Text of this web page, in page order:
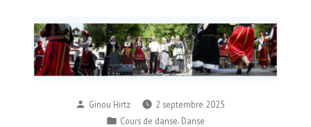
Publié
Ginou Hirtz
2 septembre 2025
Publié
Cours de danse Danse